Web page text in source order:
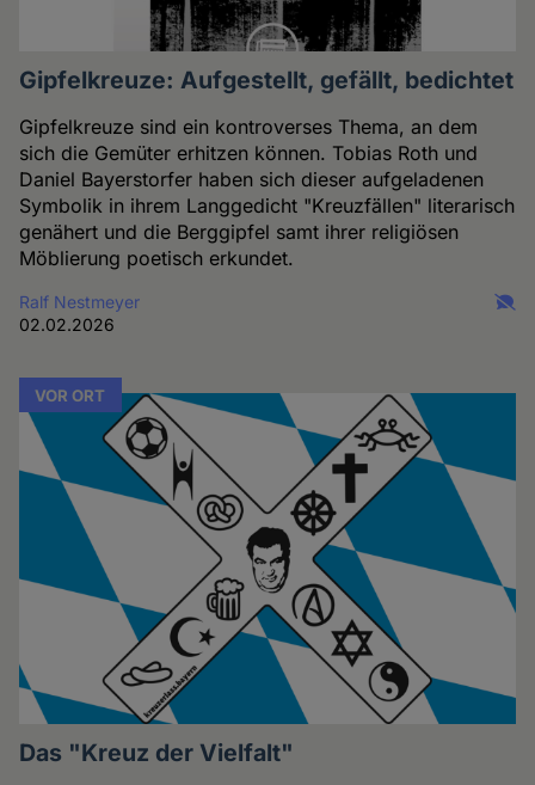
Gipfelkreuze: Aufgestellt, gefällt, bedichtet
Gipfelkreuze sind ein kontroverses Thema, an dem
sich die Gemüter erhitzen können. Tobias Roth und
Daniel Bayerstorfer haben sich dieser aufgeladenen
Symbolik in ihrem Langgedicht "Kreuzfällen" literarisch
genähert und die Berggipfel samt ihrer religiösen
Möblierung poetisch erkundet.
Ralf Nestmeyer
02.02.2026
VOR ORT
Das "Kreuz der Vielfalt"